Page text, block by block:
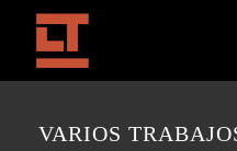
VARIOS